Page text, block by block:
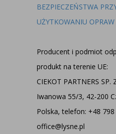
BEZPIECZEŃSTWA
UŻYTKOWANIU
Producent i podmiot
produkt na terenie UE:
CIEKOT PARTNERS
Iwanowa 55/3, 42-200
Polska, telefon: +48
office@lysne.pl